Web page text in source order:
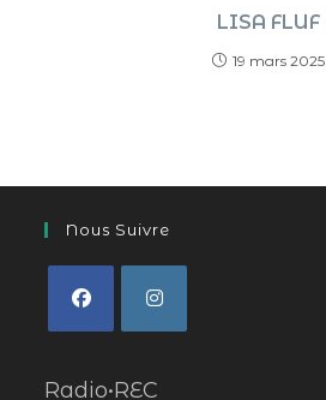
LISA FLUF
19 mars 2025
Nous Suivre
Radio•REC